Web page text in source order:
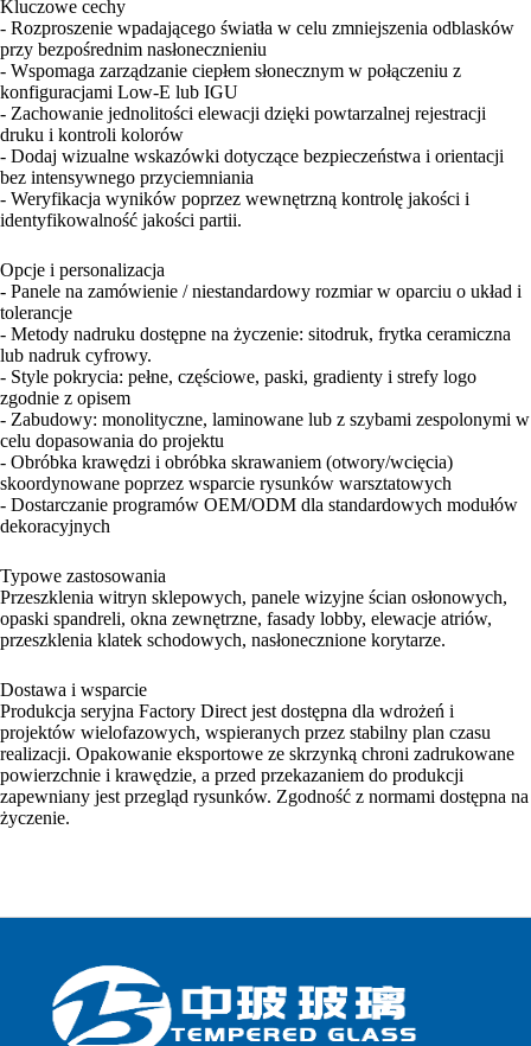
Kluczowe cechy
- Rozproszenie wpadającego światła w celu zmniejszenia odblasków
przy bezpośrednim nasłonecznieniu
- Wspomaga zarządzanie ciepłem słonecznym w połączeniu z
konfiguracjami Low-E lub IGU
- Zachowanie jednolitości elewacji dzięki powtarzalnej rejestracji
druku i kontroli kolorów
- Dodaj wizualne wskazówki dotyczące bezpieczeństwa i orientacji
bez intensywnego przyciemniania
- Weryfikacja wyników poprzez wewnętrzną kontrolę jakości i
identyfikowalność jakości partii.
Opcje i personalizacja
- Panele na zamówienie / niestandardowy rozmiar w oparciu o układ i
tolerancje
- Metody nadruku dostępne na życzenie: sitodruk, frytka ceramiczna
lub nadruk cyfrowy.
- Style pokrycia: pełne, częściowe, paski, gradienty i strefy logo
zgodnie z opisem
- Zabudowy: monolityczne, laminowane lub z szybami zespolonymi w
celu dopasowania do projektu
- Obróbka krawędzi i obróbka skrawaniem (otwory/wcięcia)
skoordynowane poprzez wsparcie rysunków warsztatowych
- Dostarczanie programów OEM/ODM dla standardowych modułów
dekoracyjnych
Typowe zastosowania
Przeszklenia witryn sklepowych, panele wizyjne ścian osłonowych,
opaski spandreli, okna zewnętrzne, fasady lobby, elewacje atriów,
przeszklenia klatek schodowych, nasłonecznione korytarze.
Dostawa i wsparcie
Produkcja seryjna Factory Direct jest dostępna dla wdrożeń i
projektów wielofazowych, wspieranych przez stabilny plan czasu
realizacji. Opakowanie eksportowe ze skrzynką chroni zadrukowane
powierzchnie i krawędzie, a przed przekazaniem do produkcji
zapewniany jest przegląd rysunków. Zgodność z normami dostępna na
życzenie.